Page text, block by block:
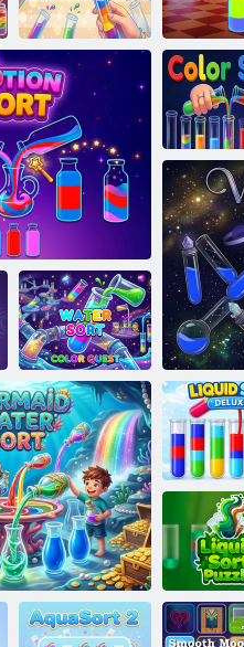
kihívás
Rendezés Color
Water Puzzle
rendezés
Színes
Water Sort Color
Quest
Liquid